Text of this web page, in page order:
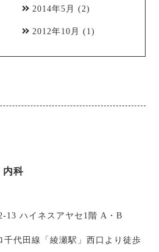
2014年5月 (2)
2012年10月 (1)
内科
13 ハイネスアヤセ1階 A・B
千代田線「綾瀬駅」西口より徒歩